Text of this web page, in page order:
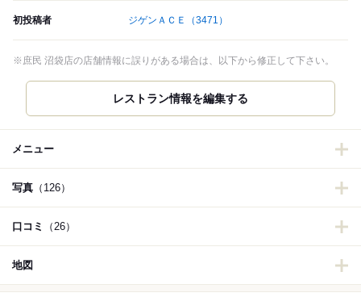
初投稿者 ジゲンＡＣＥ （3471）
※庶民 沼袋店の店舗情報に誤りがある場合は、以下から修正して下さい。
メニュー
写真 （126）
口コミ （26）
地図